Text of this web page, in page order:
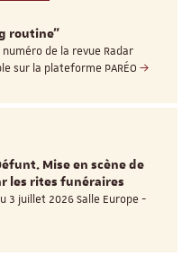
routine"
numéro de la revue Radar
sur la plateforme PARÉO
Mise en scène de
les rites funéraires
3 juillet 2026 Salle Europe -